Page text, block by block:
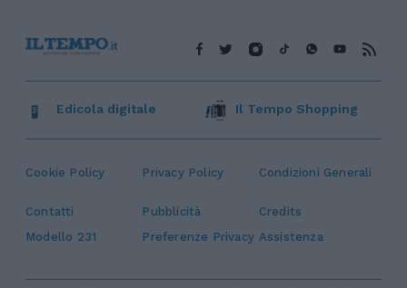
Cookie Policy Privacy Policy Condizioni Generali
Contatti Pubblicità
Credits
Modello 231
Preferenze Privacy Assistenza
Edicola digitale Il Tempo Shopping